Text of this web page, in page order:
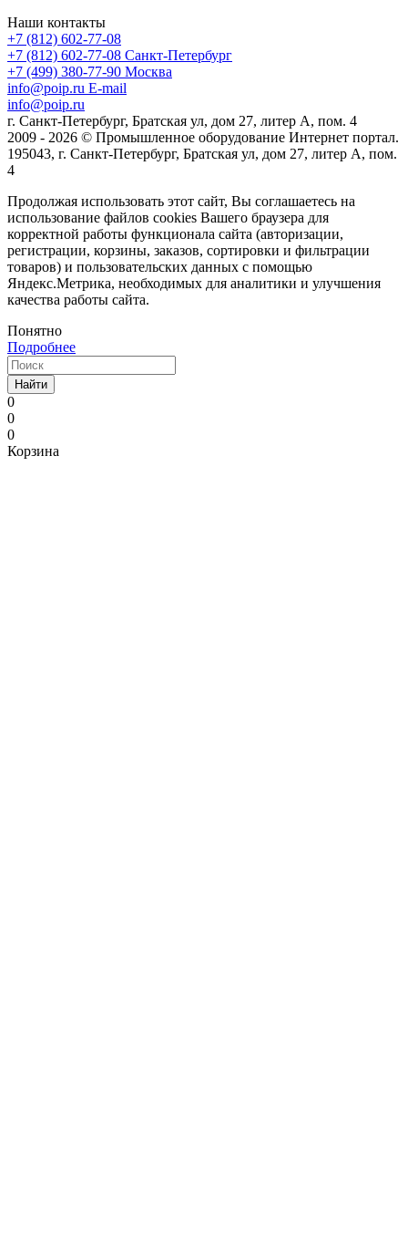
Наши контакты
+7 (812) 602-77-08
+7 (812) 602-77-08 Санкт-Петербург
+7 (499) 380-77-90 Москва
info@poip.ru E-mail
info@poip.ru
г. Санкт-Петербург, Братская ул, дом 27, литер А, пом. 4
2009 - 2026 © Промышленное оборудование Интернет портал.
195043, г. Санкт-Петербург, Братская ул, дом 27, литер А, пом.
4
Продолжая использовать этот сайт, Вы соглашаетесь на
использование файлов cookies Вашего браузера для
корректной работы функционала сайта (авторизации,
регистрации, корзины, заказов, сортировки и фильтрации
товаров) и пользовательских данных с помощью
Яндекс.Метрика, необходимых для аналитики и улучшения
качества работы сайта.
Понятно
Подробнее
Найти
0
0
0
Корзина